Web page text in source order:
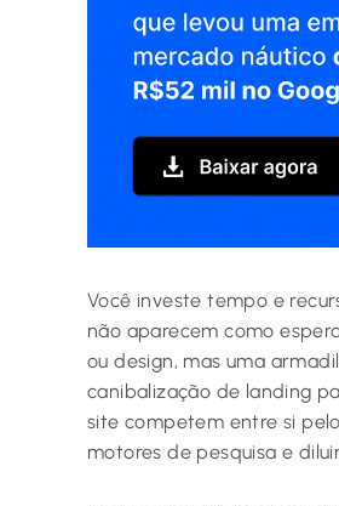
Você investe tempo e
não aparecem como
ou design, mas uma
canibalização de landing
site competem entre si
motores de pesquisa e